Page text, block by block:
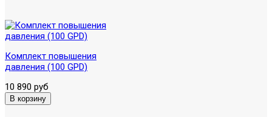
Комплект повышения
давления (100 GPD)
10 890 руб